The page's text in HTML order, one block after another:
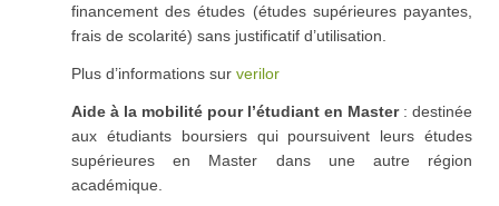
financement des études (études supérieures payantes,
frais de scolarité) sans justificatif d’utilisation.
Plus d’informations sur verilor
Aide à la mobilité pour l’étudiant en Master: destinée
aux étudiants boursiers qui poursuivent leurs études
supérieures en Master dans une autre région
académique.